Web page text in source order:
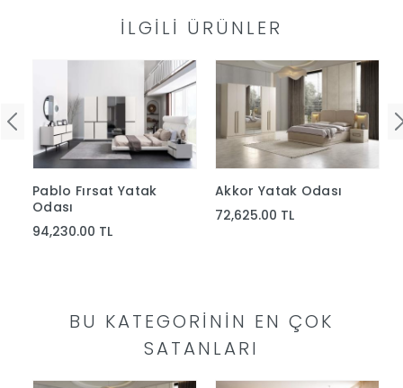
İLGILI ÜRÜNLER
Pablo Fırsat Yatak
Odası
94,230.00 TL
Akkor Yatak Odası
72,625.00 TL
BU KATEGORININ EN ÇOK
SATANLARI